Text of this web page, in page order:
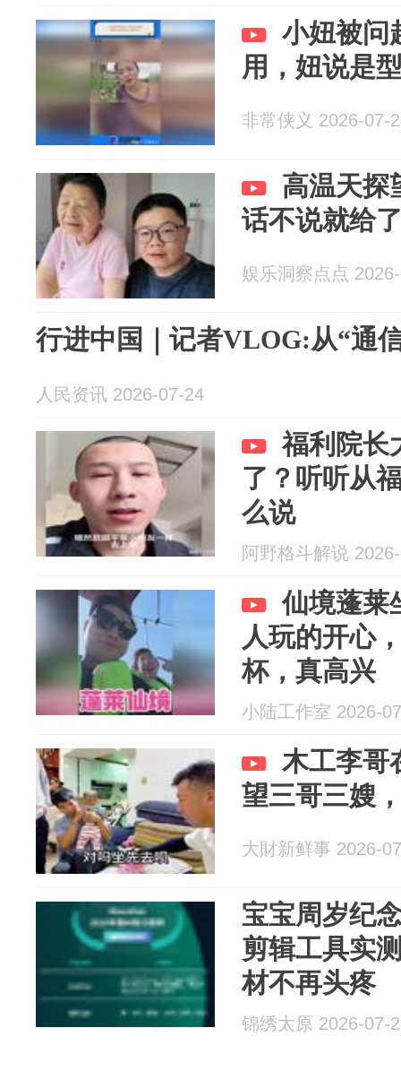
小妞被问
用，妞说是
非常侠义 2026-07-
高温天探
话不说就给
娱乐洞察点点
行进中国｜记者VLOG:从“通
人民资讯 2026-07-24
福利院长
了？听听从
么说
阿野格斗解说
仙境蓬莱
人玩的开心
杯，真高兴
小陆工作室 2026-
木工李哥
望三哥三嫂
大財新鲜事 2026-
宝宝周岁纪
剪辑工具实
材不再头疼
锦绣太原 2026-07-